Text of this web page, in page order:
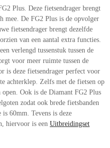
Plus. Deze fietsendrager brengt
mee. De FG2 Plus is de opvolger
fietsendrager brengt dezelfde
van een aantal extra functies.
verlengd tussenstuk tussen de
voor meer ruimte tussen de
is deze fietsendrager perfect voor
achterklep. Zelfs met de fietsen op
open. Ook is de Diamant FG2 Plus
zodat ook brede fietsbanden
is 60mm. Tevens is deze
hiervoor is een Uitbreidingset